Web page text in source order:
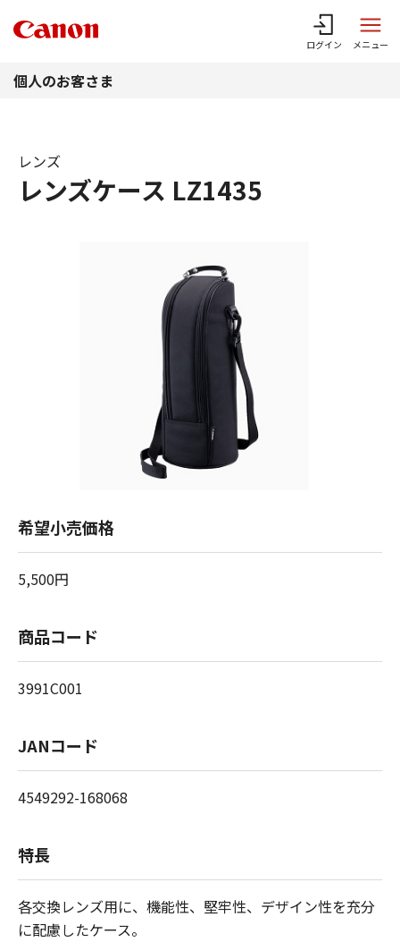
ログイン メニュー
個人のお客さま
レンズケース LZ1435
レンズ
希望小売価格
5,500円
商品コード
3991C001
JANコード
4549292-168068
特長
各交換レンズ用に、機能性、堅牢性、デザイン性を充分
に配慮したケース。